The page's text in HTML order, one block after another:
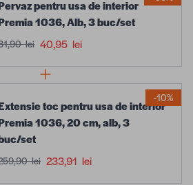
pentru usa de interior
1036, Alb, 3 buc/set
lei 40,95 lei
toc pentru usa de interior
1036, 20 cm, alb, 3
set
lei 233,91 lei
-10%